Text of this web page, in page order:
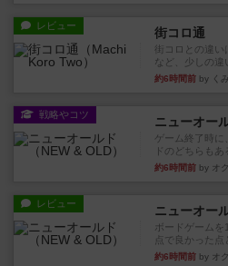
レビュー 街コロ通
街コロとの違い
など、少しの違
約6時間前 by くみ
戦略やコツ ニューオー
ゲーム終了時に
ドのどちらもあ
約6時間前 by オ
レビュー ニューオー
ボードゲームを
点で良かった点
約6時間前 by オ